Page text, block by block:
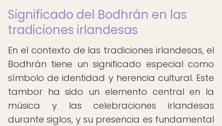
Significado del Bodhrán en las
tradiciones irlandesas
En el contexto de las tradiciones irlandesas, el
Bodhrán tiene un significado especial como
símbolo de identidad y herencia cultural. Este
tambor ha sido un elemento central en la
música y las celebraciones irlandesas
durante siglos, y su presencia es fundamental